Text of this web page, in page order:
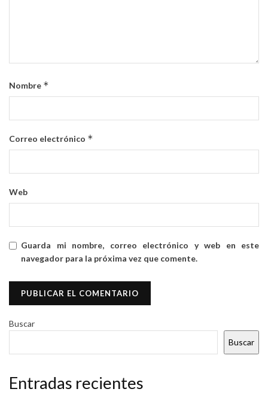
Nombre *
Correo electrónico *
Web
Guarda mi nombre, correo electrónico y web en este
navegador para la próxima vez que comente.
Buscar
Buscar
Entradas recientes